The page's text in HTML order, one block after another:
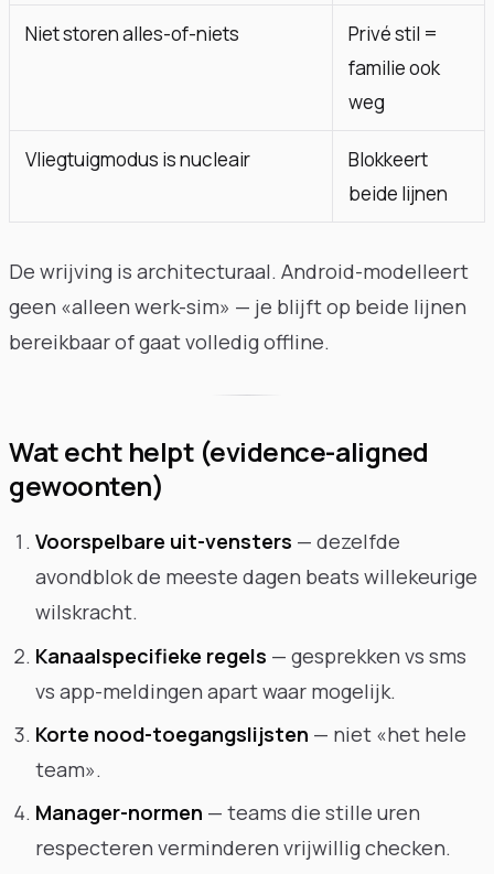
Niet storen alles-of-niets
Privé stil =
familie ook
weg
Vliegtuigmodus is nucleair
Blokkeert
beide lijnen
De wrijving is architecturaal. Android-modelleert
geen «alleen werk-sim» — je blijft op beide lijnen
bereikbaar of gaat volledig offline.
Wat echt helpt (evidence-aligned
gewoonten)
Voorspelbare uit-vensters — dezelfde
avondblok de meeste dagen beats willekeurige
wilskracht.
Kanaalspecifieke regels — gesprekken vs sms
vs app-meldingen apart waar mogelijk.
Korte nood-toegangslijsten — niet «het hele
team».
Manager-normen — teams die stille uren
respecteren verminderen vrijwillig checken.